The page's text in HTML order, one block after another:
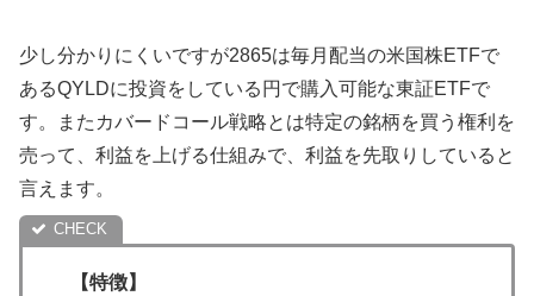
少し分かりにくいですが2865は毎月配当の米国株ETFで
あるQYLDに投資をしている円で購入可能な東証ETFで
す。またカバードコール戦略とは特定の銘柄を買う権利を
売って、利益を上げる仕組みで、利益を先取りしていると
言えます。
【特徴】